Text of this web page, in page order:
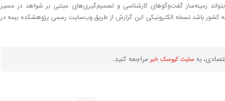
زمینه‌ساز گفت‌وگوهای کارشناسی و تصمیم‌گیری‌های مبتنی بر شواهد در مسیر
باشد.نسخه الکترونیکی این گزارش از طریق وب‌سایت رسمی پژوهشکده بیمه در
به سایت کیوسک خبر مراجعه کنید.